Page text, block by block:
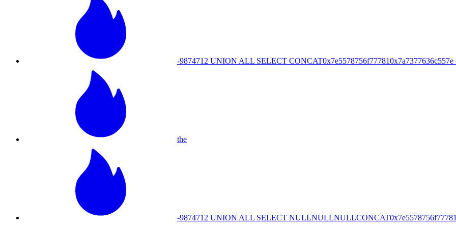
-9874712 UNION ALL SELECT CONCAT0x7e5578756f777810x7a7377636c557e
the
-9874712 UNION ALL SELECT